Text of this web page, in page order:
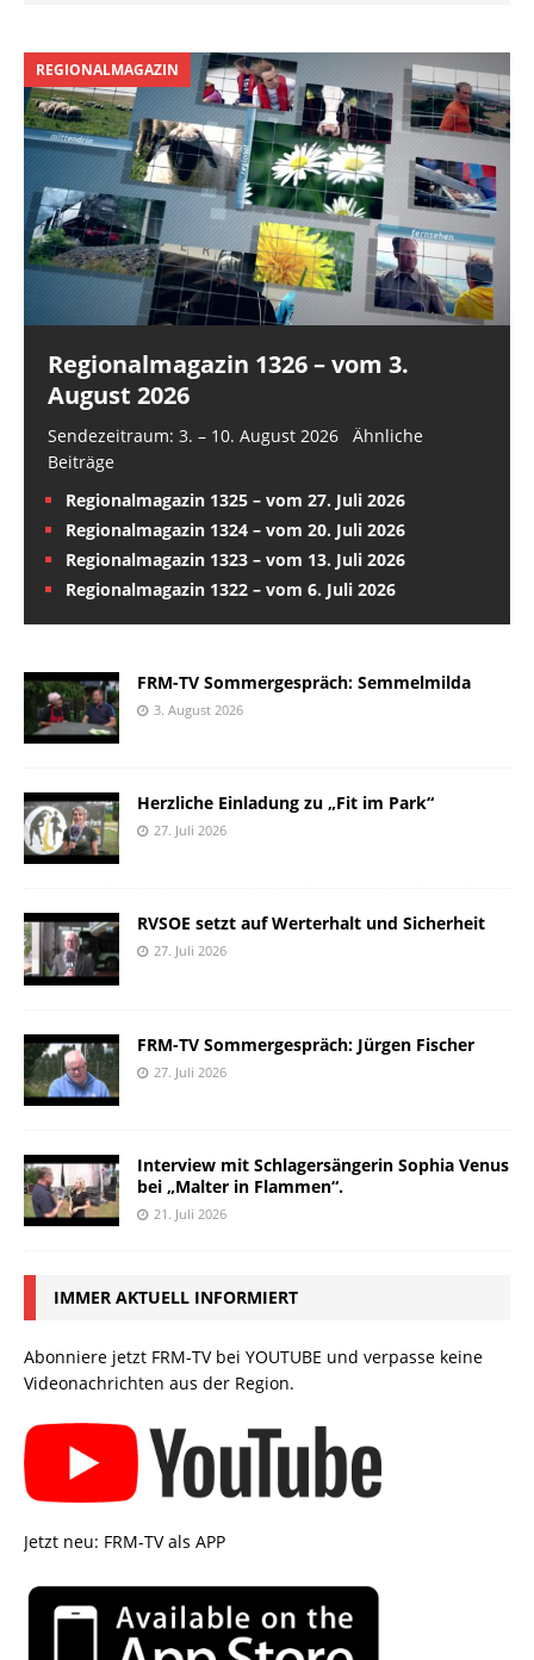
erneuert werden.
Hauptnutzer der Anlage…
REGIONALMAGAZIN
Regionalmagazin 1326 – vom 3.
August 2026
Sendezeitraum: 3. – 10. August 2026 Ähnliche
Beiträge
Regionalmagazin 1325 – vom 27. Juli 2026
Regionalmagazin 1324 – vom 20. Juli 2026
Regionalmagazin 1323 – vom 13. Juli 2026
Regionalmagazin 1322 – vom 6. Juli 2026
FRM-TV Sommergespräch: Semmelmilda
3. August 2026
Herzliche Einladung zu „Fit im Park“
27. Juli 2026
RVSOE setzt auf Werterhalt und Sicherheit
27. Juli 2026
FRM-TV Sommergespräch: Jürgen Fischer
27. Juli 2026
Interview mit Schlagersängerin Sophia Venus
bei „Malter in Flammen“.
21. Juli 2026
IMMER AKTUELL INFORMIERT
Abonniere jetzt FRM-TV bei YOUTUBE und verpasse keine
Videonachrichten aus der Region.
Jetzt neu: FRM-TV als APP